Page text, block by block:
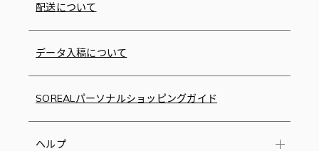
配送について
データ入稿について
SOREALパーソナルショッピングガイド
ヘルプ